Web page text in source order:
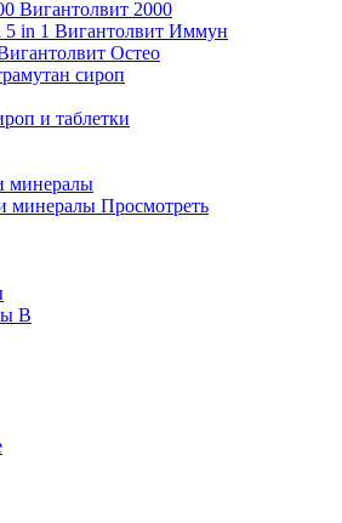
Вигантолвит 2000
5 in 1 Вигантолвит Иммун
Остео
сироп
и таблетки
минералы
минералы Просмотреть
B